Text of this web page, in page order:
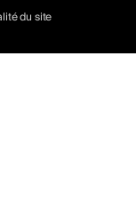
du site